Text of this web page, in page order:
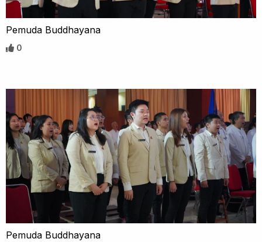
Pemuda Buddhayana
0
Pemuda Buddhayana